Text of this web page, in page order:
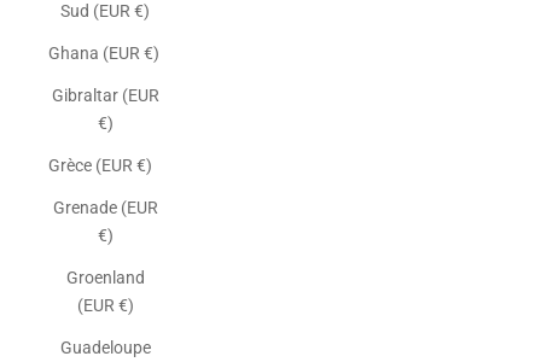
Sud (EUR €)
Ghana (EUR €)
Gibraltar (EUR
€)
Grèce (EUR €)
Grenade (EUR
€)
Groenland
(EUR €)
Guadeloupe